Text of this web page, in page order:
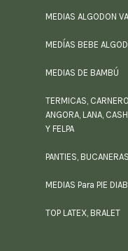
MEDIAS ALGODON
MEDÍAS BEBE
MEDIAS DE BAMBÚ
TERMICAS,
ANGORA, LANA,
Y FELPA
PANTIES,
MEDIAS Para PIE
TOP LATEX, BRALET